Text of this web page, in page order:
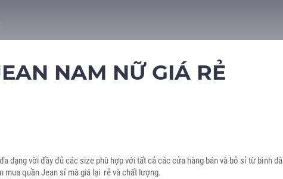
NAM NỮ GIÁ RẺ
dạng vời đầy đủ các size phù hợp với tất cả các cửa hàng bán và bỏ sỉ từ bình
mua quần Jean sỉ mà giá lại rẻ và chất lượng.